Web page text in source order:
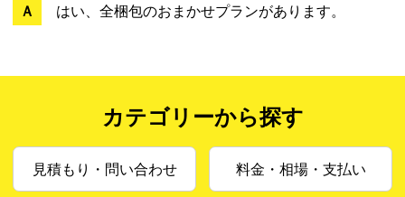
はい、全梱包のおまかせプランがあります。
カテゴリーから探す
見積もり・問い合わせ 料金・相場・支払い